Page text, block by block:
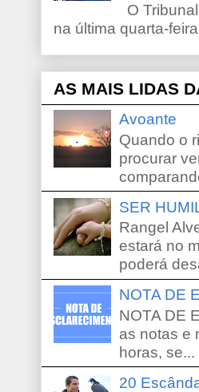
O
na última quarta-
AS MAIS LIDAS
Avoante
Quando o
procurar
SER
Rangel
estará no
poderá
NOTA DE
NOTA DE
as notas e
horas, se...
20